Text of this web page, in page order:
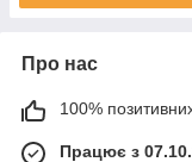
Про нас
100% позитивних
Працює з